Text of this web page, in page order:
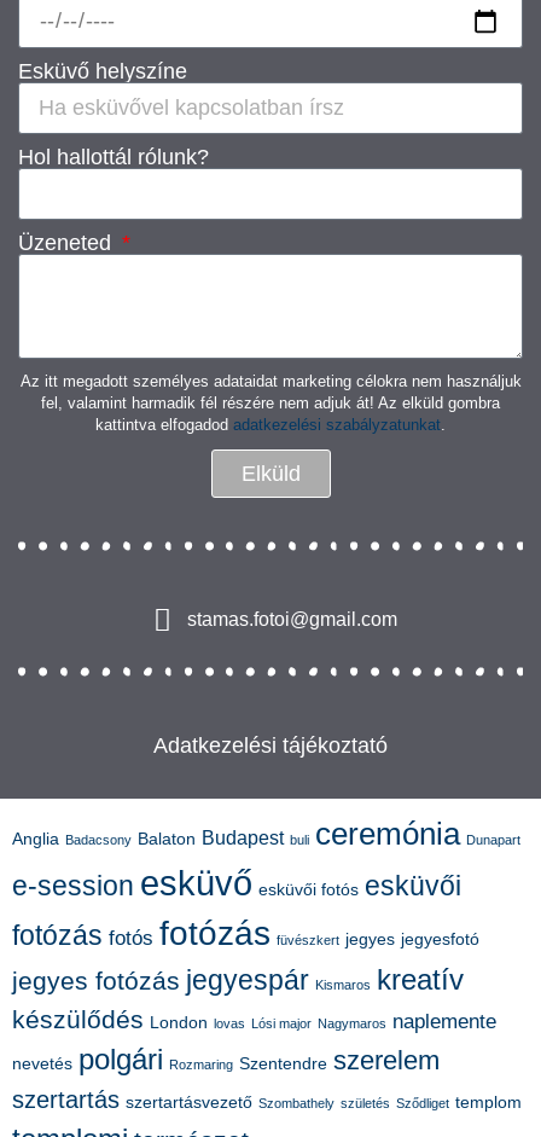
Esküvő helyszíne
Hol hallottál rólunk?
Üzeneted
Az itt megadott személyes adataidat marketing célokra nem használjuk
fel, valamint harmadik fél részére nem adjuk át! Az elküld gombra
kattintva elfogadod adatkezelési szabályzatunkat.
Elküld
stamas.fotoi@gmail.com
Adatkezelési tájékoztató
Anglia Badacsony Balaton Budapest buli ceremónia Dunapart
e-session esküvő esküvői fotós esküvői
fotózás fotós fotózás füvészkert jegyes jegyesfotó
jegyes fotózás jegyespár Kismaros kreatív
készülődés London lovas Lósi major Nagymaros naplemente
nevetés polgári Rozmaring Szentendre szerelem
szertartás szertartásvezető Szombathely születés Sződliget templom